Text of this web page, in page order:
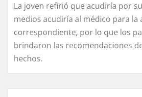
La joven refirió que acudiría por
medios acudiría al médico para la
correspondiente, por lo que los
brindaron las recomendaciones
hechos.